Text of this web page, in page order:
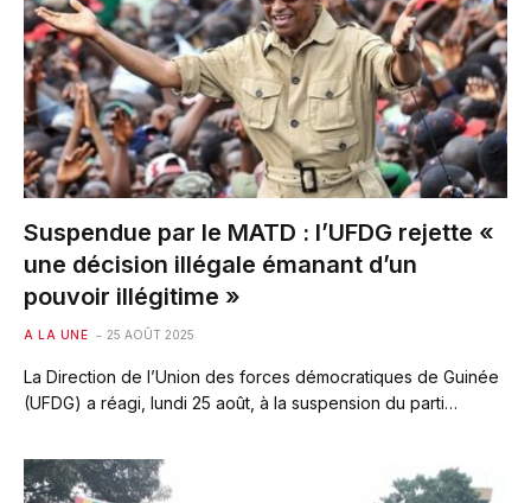
Suspendue par le MATD : l’UFDG rejette «
une décision illégale émanant d’un
pouvoir illégitime »
A LA UNE 25 AOÛT 2025
La Direction de l’Union des forces démocratiques de Guinée
(UFDG) a réagi, lundi 25 août, à la suspension du parti…